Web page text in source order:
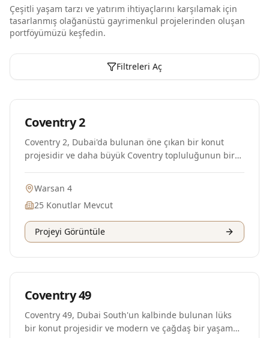
Çeşitli yaşam tarzı ve yatırım ihtiyaçlarını karşılamak için
tasarlanmış olağanüstü gayrimenkul projelerinden oluşan
portföyümüzü keşfedin.
Filtreleri Aç
Coventry 2
Coventry 2, Dubai'da bulunan öne çıkan bir konut
projesidir ve daha büyük Coventry topluluğunun bir
inşaatıyla bilinen bu proje, sakinlerinin yaşam
deneyimini artırmak için tasarlanmış bir dizi olanak
sunmaktadır. Proje, farklı yaşam tarzlarına ve
tercihlere hitap eden çeşitli kat planları ve boyutlarda
dairelerden oluşmaktadır. Sakinler, geniş oturma
olanakların keyfini çıkarabilirler. Coventry 2, iyi bir
bağlantıya sahip bir bölgede stratejik olarak yer
alışveriş merkezleri, okullar ve sağlık tesisleri gibi
önemli noktalara ulaşmasını kolaylaştırmaktadır.
Topluluk, sakinler arasında etkileşimi teşvik eden
Warsan 4
25 Konutlar Mevcut
Projeyi Görüntüle
Coventry 49
Coventry 49, Dubai South'un kalbinde bulunan lüks
bir konut projesidir ve modern ve çağdaş bir yaşam